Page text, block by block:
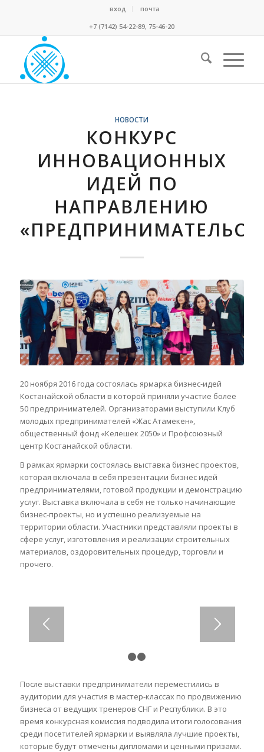
вход
почта
+7 (7142) 54-22-89, 75-46-20
НОВОСТИ
КОНКУРС
ИННОВАЦИОННЫХ
ИДЕЙ ПО
НАПРАВЛЕНИЮ
20 ноября 2016 года состоялась ярмарка бизнес-идей
Костанайской области в которой приняли участие более
50 предпринимателей. Организаторами выступили Клуб
молодых предпринимателей «Жас Атамекен»,
общественный фонд «Келешек 2050» и Профсоюзный
центр Костанайской области.
В рамках ярмарки состоялась выставка бизнес проектов,
которая включала в себя презентации бизнес идей
предпринимателями, готовой продукции и демонстрацию
услуг. Выставка включала в себя не только начинающие
бизнес-проекты, но и успешно реализуемые на
территории области. Участники представляли проекты в
сфере услуг, изготовления и реализации строительных
материалов, оздоровительных процедур, торговли и
прочего.
После выставки предприниматели переместились в
аудитории для участия в мастер-классах по продвижению
бизнеса от ведущих тренеров СНГ и Республики. В это
время конкурсная комиссия подводила итоги голосования
среди посетителей ярмарки и выявляла лучшие проекты,
которые будут отмечены дипломами и ценными призами.